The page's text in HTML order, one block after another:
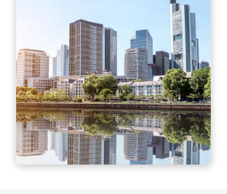
Rechtsexpertinnen und -experten von
Deloitte, die einen tiefen Einblick in die
lokalen rechtlichen Rahmenbedingungen und
das Geschäftsumfeld bieten und so ein
umfassendes Verständnis des rechtlichen
Umfelds gewährleisten
Mehr Informationen